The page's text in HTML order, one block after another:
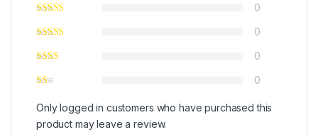
0
0
0
0
Only logged in customers who have purchased this
product may leave a review.